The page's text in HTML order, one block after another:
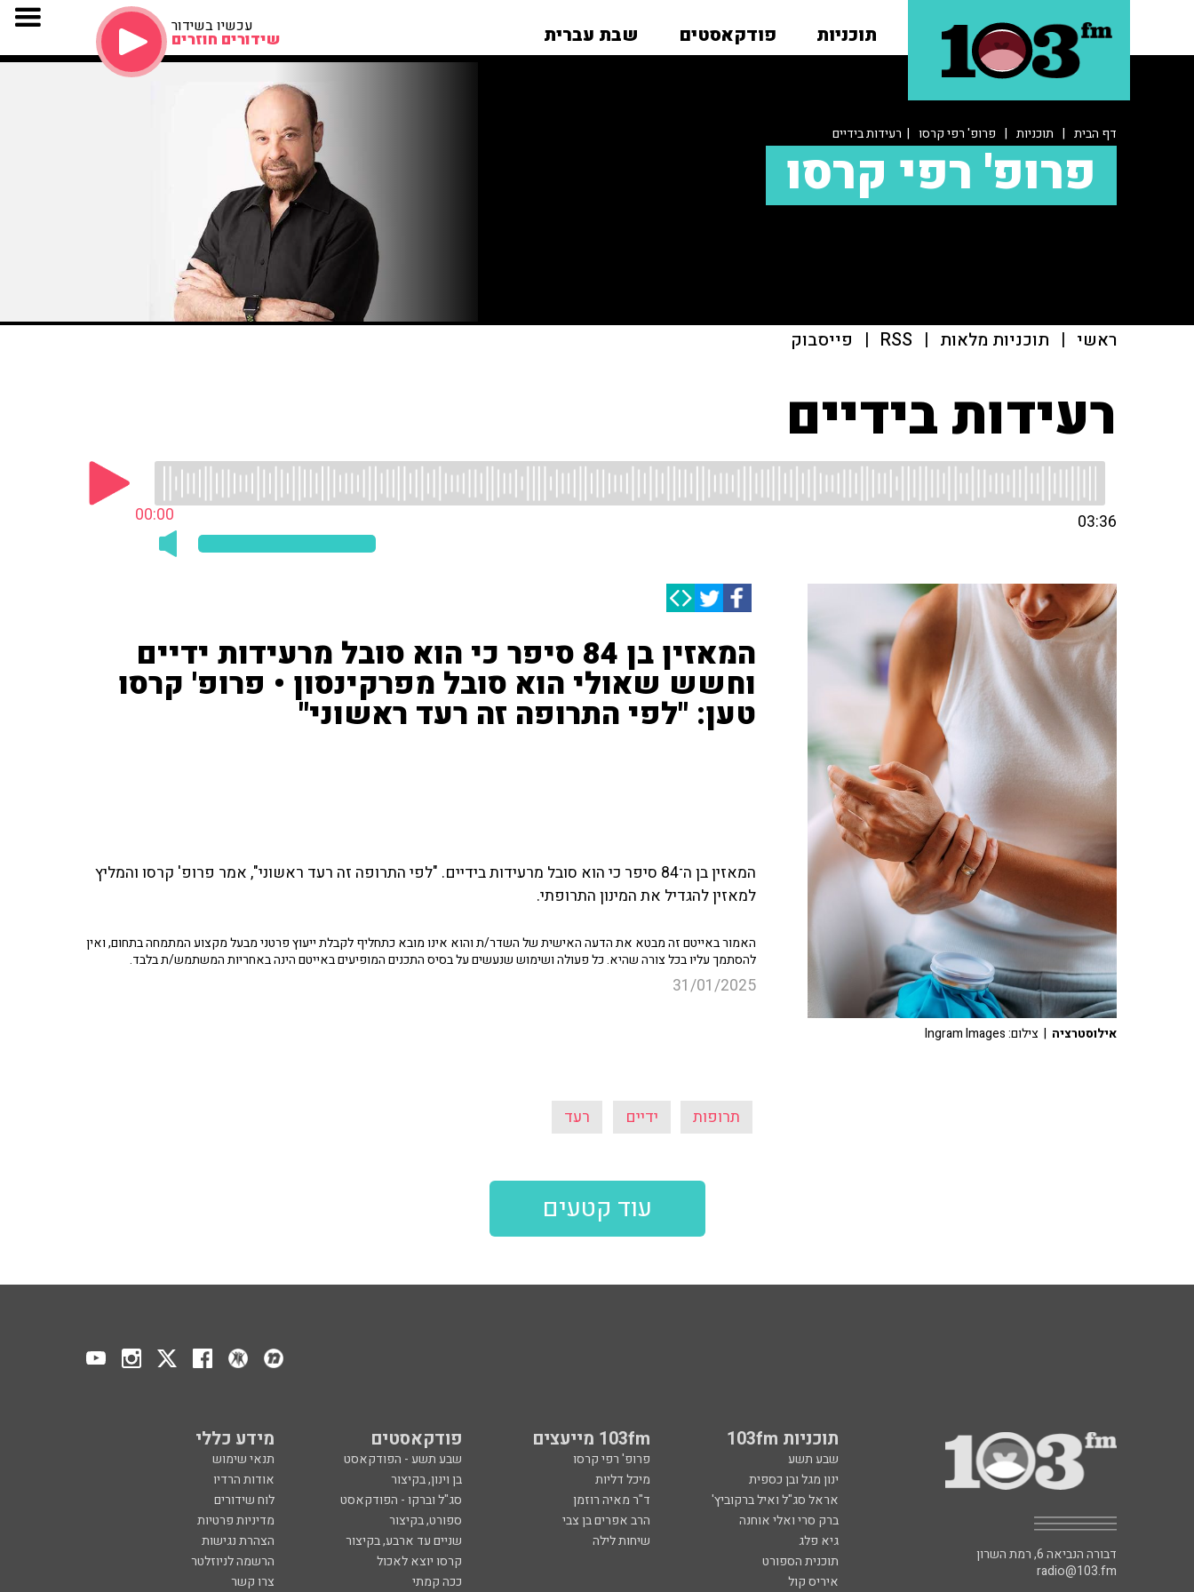
תוכניות פודקאסטים שבת עברית עכשיו בשידור
שידורים חוזרים
דף הבית | תוכניות | פרופ' רפי קרסו | רעידות בידיים
פרופ' רפי קרסו
ראשי | תוכניות מלאות |
RSS
| פייסבוק
רעידות בידיים
00:00 03:36
המאזין בן 84 סיפר כי הוא סובל מרעידות ידיים
וחשש שאולי הוא סובל מפרקינסון • פרופ' קרסו
טען: "לפי התרופה זה רעד ראשוני"
המאזין בן ה־84 סיפר כי הוא סובל מרעידות בידיים. "לפי התרופה זה רעד ראשוני", אמר פרופ' קרסו והמליץ
למאזין להגדיל את המינון התרופתי.
האמור באייטם זה מבטא את הדעה האישית של השדר/ת והוא אינו מובא כתחליף לקבלת ייעוץ פרטני מבעל מקצוע המתמחה בתחום, ואין
להסתמך עליו בכל צורה שהיא. כל פעולה ושימוש שנעשים על בסיס התכנים המופיעים באייטם הינה באחריות המשתמש/ת בלבד.
31/01/2025
תרופות ידיים רעד
אילוסטרציה | צילום: Ingram Images
עוד קטעים
תוכניות 103fm 103fm מייעצים פודקאסטים מידע כללי
שבע תשע פרופ' רפי קרסו שבע תשע - הפודקאסט
תנאי שימוש
ינון מגל ובן כספית
מיכל דליות בן וינון, בקיצור
אודות הרדיו
אראל סג"ל ואיל ברקוביץ'
ד"ר מאיה רוזמן סג"ל וברקו - הפודקאסט
לוח שידורים
ברק סרי ואלי אוחנה
הרב אפרים בן צבי ספורט, בקיצור
מדיניות פרטיות
גיא פלג
שיחות לילה שניים עד ארבע, בקיצור
הצהרת נגישות
תוכנית הספורט
קרסו יוצא לאכול
הרשמה לניוזלטר
איריס קול
ככה קמתי צרו קשר
דבורה הנביאה 6, רמת השרון
radio@103.fm